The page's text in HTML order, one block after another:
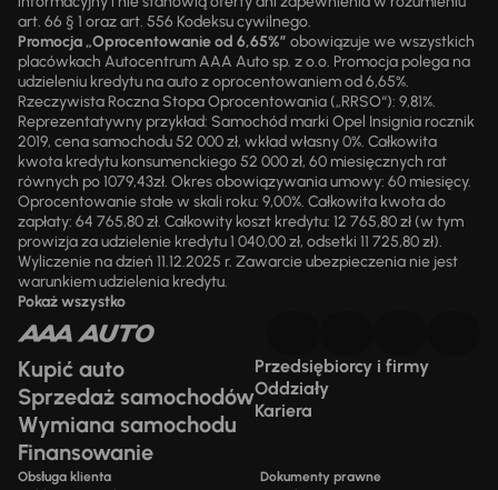
art. 66 § 1 oraz art. 556 Kodeksu cywilnego.
Promocja „Oprocentowanie od 6,65%” obowiązuje we wszystkich
placówkach Autocentrum AAA Auto sp. z o.o. Promocja polega na
udzieleniu kredytu na auto z oprocentowaniem od 6,65%.
Rzeczywista Roczna Stopa Oprocentowania („RRSO“): 9,81%.
Reprezentatywny przykład: Samochód marki Opel Insignia rocznik
2019, cena samochodu 52 000 zł, wkład własny 0%. Całkowita
kwota kredytu konsumenckiego 52 000 zł, 60 miesięcznych rat
równych po 1079,43zł. Okres obowiązywania umowy: 60 miesięcy.
Oprocentowanie stałe w skali roku: 9,00%. Całkowita kwota do
zapłaty: 64 765,80 zł. Całkowity koszt kredytu: 12 765,80 zł (w tym
prowizja za udzielenie kredytu 1 040,00 zł, odsetki 11 725,80 zł).
Wyliczenie na dzień 11.12.2025 r. Zawarcie ubezpieczenia nie jest
warunkiem udzielenia kredytu.
Pokaż wszystko
Kupić auto
Sprzedaż samochodów
Wymiana samochodu
Finansowanie
Przedsiębiorcy i firmy
Oddziały
Kariera
Obsługa klienta Dokumenty prawne